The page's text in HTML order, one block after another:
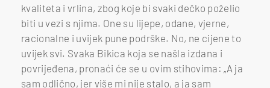
kvaliteta i vrlina, zbog koje bi svaki dečko poželio
biti u vezi s njima. One su lijepe, odane, vjerne,
racionalne i uvijek pune podrške. No, ne cijene to
uvijek svi. Svaka Bikica koja se našla izdana i
povrijeđena, pronaći će se u ovim stihovima: „A ja
sam odlično, jer više mi nije stalo, a ja sam